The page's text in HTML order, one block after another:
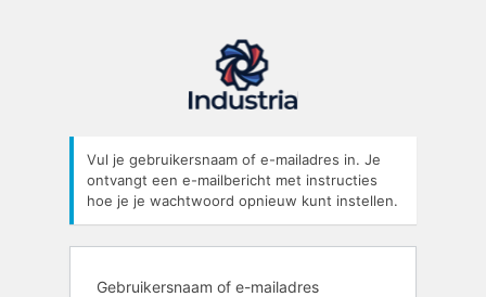
Vul je gebruikersnaam of e-mailadres in. Je
ontvangt een e-mailbericht met instructies
hoe je je wachtwoord opnieuw kunt instellen.
Gebruikersnaam of e-mailadres